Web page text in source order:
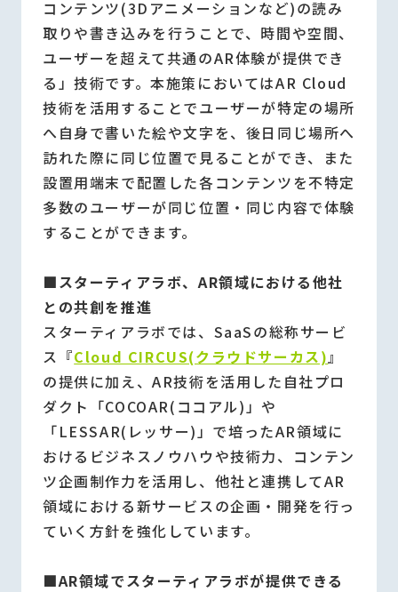
コンテンツ(3Dアニメーションなど)の読み
取りや書き込みを行うことで、時間や空間、
ユーザーを超えて共通のAR体験が提供でき
る」技術です。本施策においてはAR Cloud
技術を活用することでユーザーが特定の場所
へ自身で書いた絵や文字を、後日同じ場所へ
訪れた際に同じ位置で見ることができ、また
設置用端末で配置した各コンテンツを不特定
多数のユーザーが同じ位置・同じ内容で体験
することができます。
■スターティアラボ、AR領域における他社
との共創を推進
スターティアラボでは、SaaSの総称サービ
ス『Cloud CIRCUS(クラウドサーカス)』
の提供に加え、AR技術を活用した自社プロ
ダクト「COCOAR(ココアル)」や
「LESSAR(レッサー)」で培ったAR領域に
おけるビジネスノウハウや技術力、コンテン
ツ企画制作力を活用し、他社と連携してAR
領域における新サービスの企画・開発を行っ
ていく方針を強化しています。
■AR領域でスターティアラボが提供できる